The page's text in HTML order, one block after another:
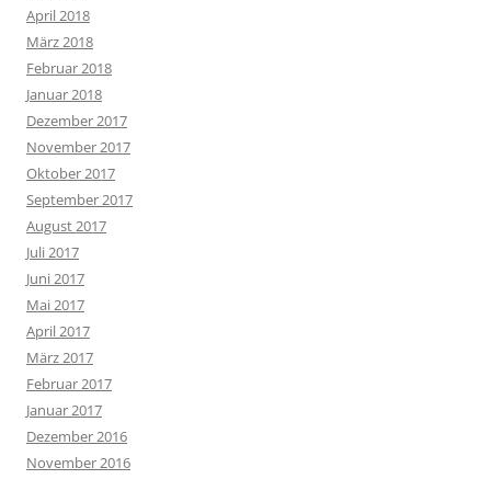
April 2018
März 2018
Februar 2018
Januar 2018
Dezember 2017
November 2017
Oktober 2017
September 2017
August 2017
Juli 2017
Juni 2017
Mai 2017
April 2017
März 2017
Februar 2017
Januar 2017
Dezember 2016
November 2016